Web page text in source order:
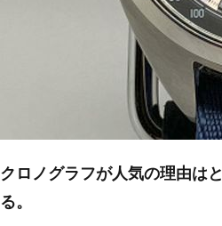
クロノグラフが人気の理由は
る。